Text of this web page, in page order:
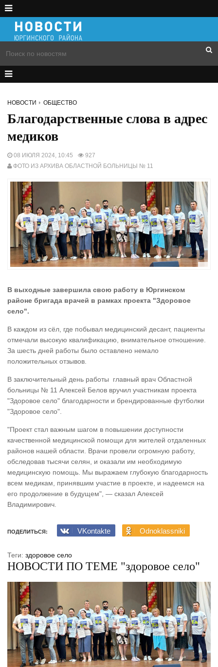
НОВОСТИ ОБЩЕСТВО
Благодарственные слова в адрес
медиков
08 ИЮЛЯ 2024, 10:45
927
ФОТО ИЗ АРХИВА ОБЛАСТНОЙ БОЛЬНИЦЫ № 11
В выходные завершила свою работу в Юргинском
районе бригада врачей в рамках проекта "Здоровое
село".
В каждом из сёл, где побывал медицинский десант, пациенты
отмечали высокую квалификацию, внимательное отношение.
За шесть дней работы было оставлено немало
положительных отзывов.
В заключительный день работы главный врач Областной
больницы № 11 Алексей Белов вручил участникам проекта
"Здоровое село" благодарности и брендированные футболки
"Здоровое село".
"Проект стал важным шагом в повышении доступности
качественной медицинской помощи для жителей отдаленных
районов нашей области. Врачи провели огромную работу,
обследовав тысячи селян, и оказали им необходимую
медицинскую помощь. Мы выражаем глубокую благодарность
всем медикам, принявшим участие в проекте, и надеемся на
его продолжение в будущем", — сказал Алексей
Владимирович.
ПОДЕЛИТЬСЯ: VKontakte Odnoklassniki
Теги: здоровое село
НОВОСТИ ПО ТЕМЕ "здоровое село"